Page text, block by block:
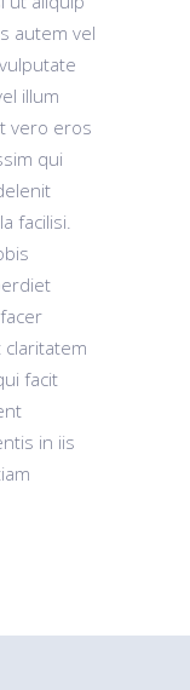
autem vel
illum
vero eros
qui
facilisi.
facit
in iis